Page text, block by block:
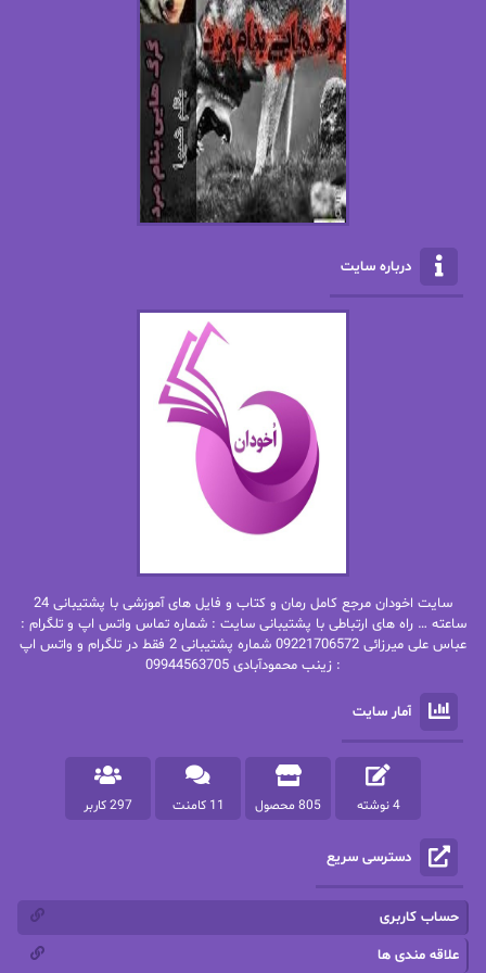
اصغر زاده
اکرم محمدی
الف صاد
الکساندر دوما
الناز پاکپور‌
الناز محمدی
امیر فرهی
باران
بهار سلطانی
بهاره شیرازی
بهاره.م
بیتا فرخی
پاتریشیا ویلسون پرتو فرهمند
پرستو اسحقی
پرستو مهاجر
پرهام رسولی
پروانه قدیمی پروانه محمدی
پریسا شکور(طوفان خاموش)
پنلوپه وارد
درباره سایت
سایت اخودان مرجع کامل رمان و کتاب و فایل های آموزشی با پشتیبانی 24
ساعته … راه های ارتباطی با پشتیبانی سایت : شماره تماس واتس اپ و تلگرام :
عباس علی میرزائی 09221706572 شماره پشتیبانی 2 فقط در تلگرام و واتس اپ
: زینب محمودآبادی 09944563705
آمار سایت
4 نوشته 805 محصول 11 کامنت 297 کاربر
دسترسی سریع
حساب کاربری
علاقه مندی ها